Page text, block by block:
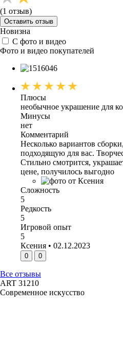
(1 отзыв)
Оставить отзыв
Новизна
C фото и видео
Фото и видео покупателей
Плюсы
необычное украшение для
Минусы
нет
Комментарий
Несколько вариантов
подходящую для вас.
Стильно смотрится,
цене, получилось выгодно
Сложность
5
Редкость
5
Игровой опыт
5
Ксения • 02.12.2023
0 0
Все отзывы
ART 31210
Современное искусство